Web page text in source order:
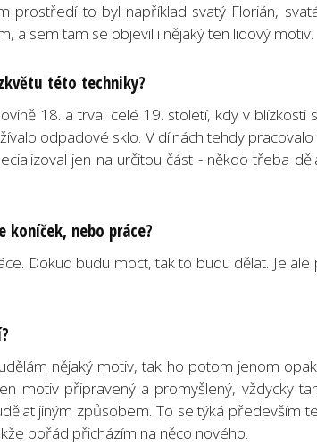
prostředí to byl například svatý Florián,
a sem tam se objevil i nějaký ten lidový motiv.
této techniky?
18. a trval celé 19. století, kdy v blízkosti
odpadové sklo. V dílnách tehdy
jen na určitou část - někdo třeba
koníček, nebo práce?
Dokud budu moct, tak to budu dělat. Je
nějaký motiv, tak ho potom jenom
motiv připravený a promyšlený, vždycky
jiným způsobem. To se týká především
pořád přicházím na něco nového.